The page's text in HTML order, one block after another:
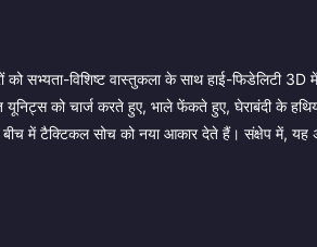
सभ्यता-विशिष्ट वास्तुकला के साथ हाई-फिडेलिटी 3D
को चार्ज करते हुए, भाले फेंकते हुए, घेराबंदी के
में टैक्टिकल सोच को नया आकार देते हैं। संक्षेप में, यह